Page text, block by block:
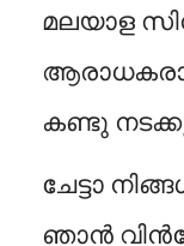
മലയാള
കണ്ടു
ചേട്ടാ
ഞാൻ